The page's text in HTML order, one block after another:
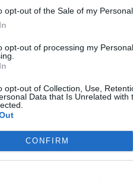
opt-out of the Sale of my Personal
opt-out of processing my
opt-out of Collection, Use,
Data that Is Unrelated with
CONFIRM
на САД
GHF distribution site,
bringing relief to
over 62 MILLION
praying for the rapid
13, 2025
напад